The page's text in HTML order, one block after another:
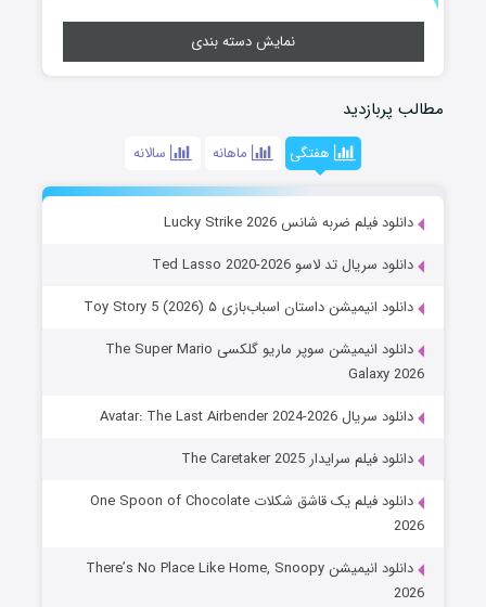
نمایش دسته بندی
مطالب پربازدید
هفتگی ماهانه سالانه
دانلود فیلم ضربه شانس Lucky Strike 2026
دانلود سریال تد لاسو Ted Lasso 2020-2026
دانلود انیمیشن داستان اسباب‌بازی ۵ Toy Story 5 (2026)
دانلود انیمیشن سوپر ماریو گلکسی The Super Mario
Galaxy 2026
دانلود سریال Avatar: The Last Airbender 2024-2026
دانلود فیلم سرایدار The Caretaker 2025
دانلود فیلم یک قاشق شکلات One Spoon of Chocolate
2026
دانلود انیمیشن There’s No Place Like Home, Snoopy
2026